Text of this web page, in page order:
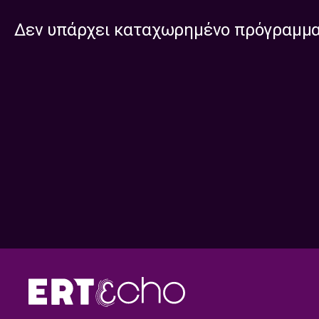
Δεν υπάρχει καταχωρημένο